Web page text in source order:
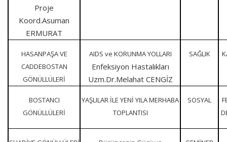
Proje
Koord.Asuman
ERMURAT
HASANPAŞA VE
CADDEBOSTAN
GÖNÜLLÜLERİ
AIDS ve KORUNMA YOLLARI
Enfeksiyon Hastalıkları
Uzm.Dr.Melahat CENGİZ
SAĞLIK
BOSTANCI
GÖNÜLLÜLERİ
YAŞLILAR İLE YENİ YILA MERHABA
TOPLANTISI
SOSYAL